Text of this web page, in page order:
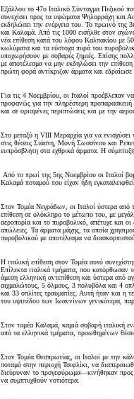
Εξάλλου το 47ο Ιταλικό Σύνταγμα Πεζικού
συνεχίσει προς τα υψώματα Ψηλορράχη και
εκδηλώσει την ενέργεια του. Το πρωινό της
και Καλαμά. Από τις 1000 εισήλθε στον
νέα επίθεση κατά του λόφου Καλπακίου με
κωλύματα και τα εύστοχα πυρά του
υποχωρήσουν με σοβαρές ζημιές. Επίσης
με αποτέλεσμα να μην εκδηλώσει την
πρώτη φορά αντίκριζαν άρματα και εδραίωσε
Για τις 4 Νοεμβρίου, οι Ιταλοί προέβλεπαν
προφανώς για την πληρέστερη
και σε ορισμένες περιπτώσεις και με την
Στο μεταξύ η VIII Μεραρχία για να ενισχύσει
στις θέσεις Σιάστη, Μονή Σωσσίνου και
ευπρόσβλητη στα εχθρικά άρματα. Η
Από το πρωί της 5ης Νοεμβρίου οι Ιταλοί
Καλαμά ποταμού που είχαν ήδη
Στον Τομέα Νεγράδων, οι Ιταλοί ύστερα από
επίθεση σε ολόκληρο το μέτωπο του, με
αεροπορία και το πυροβολικό, απέτυχε και
απώλειες. Τα άρματα μάχης, τα οποία
πυροβολικού με αποτέλεσμα να
Η ιταλική επίθεση στον Τομέα αυτό
Επίλεκτα ιταλικά τμήματα, που
άμεση ελληνική αντεπίθεση και ύστερα
αιχμαλώτους, 5 όλμους, 3 πολυβόλα και 4
και 33 οπλίτες τραυματίες. Αυτή ήταν και η
του υψιπέδου των Ιωαννίνων γενικότερα,
Στον τομέα Καλαμά, καμιά σοβαρή ιταλική
από τα ελληνικά τμήματα, προωθημένων
Στον Τομέα Θεσπρωτίας, οι Ιταλοί με την
ποταμό στην περιοχή Τσιφλίκι, να
διεύρυναν το προγεφύρωμα—κινήθηκαν προς
να συμπτυχθούν νοτιότερα.